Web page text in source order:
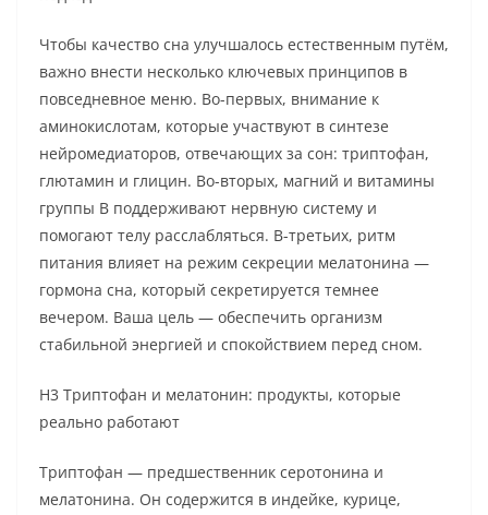
Чтобы качество сна улучшалось естественным путём,
важно внести несколько ключевых принципов в
повседневное меню. Во-первых, внимание к
аминокислотам, которые участвуют в синтезе
нейромедиаторов, отвечающих за сон: триптофан,
глютамин и глицин. Во-вторых, магний и витамины
группы B поддерживают нервную систему и
помогают телу расслабляться. В-третьих, ритм
питания влияет на режим секреции мелатонина —
гормона сна, который секретируется темнее
вечером. Ваша цель — обеспечить организм
стабильной энергией и спокойствием перед сном.
H3 Триптофан и мелатонин: продукты, которые
реально работают
Триптофан — предшественник серотонина и
мелатонина. Он содержится в индейке, курице,